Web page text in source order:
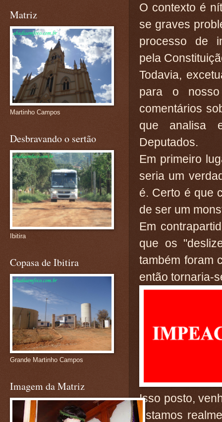
O contexto é
se graves
processo de
pela
Todavia,
para o
comentários
que analisa
Deputados.
Em primeiro
seria um
é. Certo é que
de ser um
Em
que os
também foram
então tornaria-
Isso posto,
estamos
Matriz
Martinho Campos
Desbravando o sertão
Ibitira
Copasa de Ibitira
Grande Martinho Campos
Imagem da Matriz